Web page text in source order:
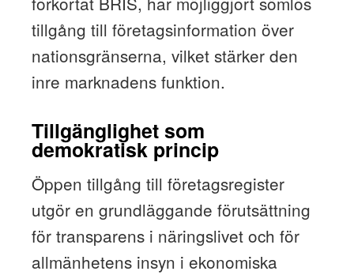
tillgång till företagsinformation över
nationsgränserna, vilket stärker den
inre marknadens funktion.
Tillgänglighet som
demokratisk princip
Öppen tillgång till företagsregister
utgör en grundläggande förutsättning
för transparens i näringslivet och för
allmänhetens insyn i ekonomiska